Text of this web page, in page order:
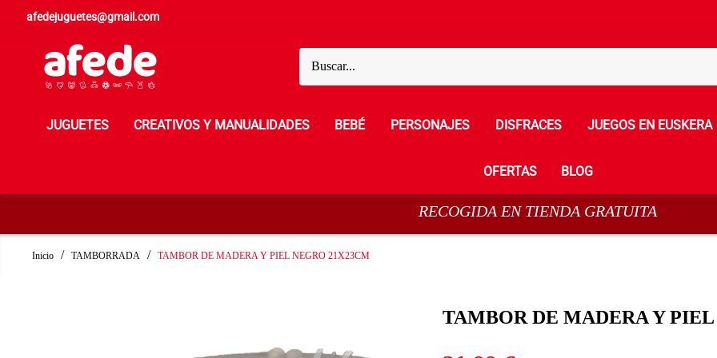
afedejuguetes@gmail.com
JUGUETES CREATIVOS Y MANUALIDADES BEBÉ PERSONAJES DISFRACES JUEGOS EN EUSKERA
OFERTAS BLOG
RECOGIDA EN TIENDA GRATUITA
Inicio TAMBORRADA TAMBOR DE MADERA Y PIEL NEGRO 21X23CM
TAMBOR DE MADERA Y